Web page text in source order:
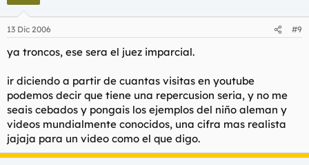
13 Dic 2006 #9
ya troncos, ese sera el juez imparcial.
ir diciendo a partir de cuantas visitas en youtube
podemos decir que tiene una repercusion seria, y no me
seais cebados y pongais los ejemplos del niño aleman y
videos mundialmente conocidos, una cifra mas realista
jajaja para un video como el que digo.